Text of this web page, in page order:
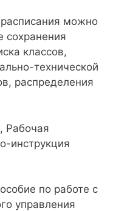
можно
сохранения
классов,
технической
распределения
Рабочая
инструкция
по работе с
управления